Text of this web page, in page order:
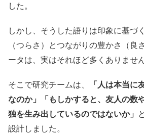
した。
しかし、そうした語りは印象に基づ
（つらさ）とつながりの豊かさ（良
ータは、実はそれほど多くありませ
そこで研究チームは、
「人は本当に
なのか」「もしかすると、友人の数
独を生み出しているのではないか」
設計しました。